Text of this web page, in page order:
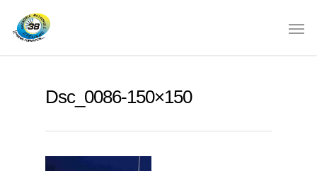
Dsc_0086-150×150